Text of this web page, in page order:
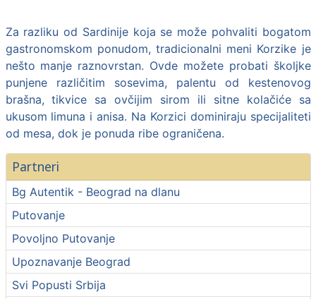
Za razliku od Sardinije koja se može pohvaliti bogatom
gastronomskom ponudom, tradicionalni meni Korzike je
nešto manje raznovrstan. Ovde možete probati školjke
punjene različitim sosevima, palentu od kestenovog
brašna, tikvice sa ovčijim sirom ili sitne kolačiće sa
ukusom limuna i anisa. Na Korzici dominiraju specijaliteti
od mesa, dok je ponuda ribe ograničena.
Partneri
Bg Autentik - Beograd na dlanu
Putovanje
Povoljno Putovanje
Upoznavanje Beograd
Svi Popusti Srbija